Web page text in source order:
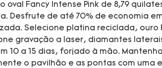
Fancy Intense Pink de 8,79
Desfrute de até 70% de economia
Selecione platina reciclada, ouro
gravação a laser, diamantes
10 a 15 dias, forjado à mão.
o pavilhão e as pontas com uma